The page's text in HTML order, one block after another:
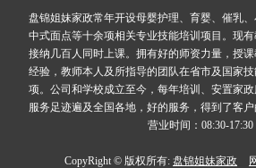
盘锦姐妹家政常年开设母婴护理、育婴、催乳、
中式面点等十余项相关专业技能培训项目。现
接纳几百人同时上课。拥有好的师资力量，授
经验，教师本人及所指导的团队在省市及国家
项。公司和学校成立至今，每年培训、安置家政
服务足迹遍及全国各地，好的服务，得到了客户
营业时间：08:30-17:30
CopyRight © 版权所有: 盘锦姐妹家政